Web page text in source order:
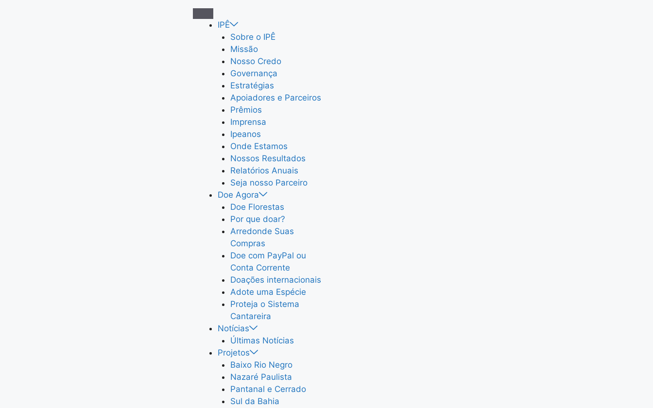
IPÊ
Sobre o IPÊ
Missão
Nosso Credo
Governança
Estratégias
Apoiadores e Parceiros
Prêmios
Imprensa
Ipeanos
Onde Estamos
Nossos Resultados
Relatórios Anuais
Seja nosso Parceiro
Doe Agora
Doe Florestas
Por que doar?
Arredonde Suas
Compras
Doe com PayPal ou
Conta Corrente
Doações internacionais
Adote uma Espécie
Proteja o Sistema
Cantareira
Notícias
Últimas Notícias
Projetos
Baixo Rio Negro
Nazaré Paulista
Pantanal e Cerrado
Sul da Bahia